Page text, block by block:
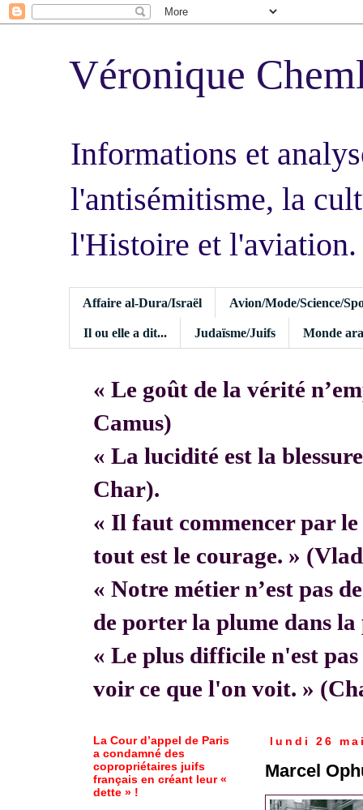
Véronique
Informations et
l'antisémitisme, la
l'Histoire et l'aviation.
Affaire al-Dura/Israël Avion/Mode/Science/
Il ou elle a dit... Judaïsme/Juifs Monde
« Le goût de la vérité
Camus)
« La lucidité est la
Char).
« Il faut commencer par le
tout est le courage. »
« Notre métier n’est pas
de porter la plume dans
« Le plus difficile n'est
voir ce que l'on voit. »
lundi 26
Marcel
La Cour d’appel de Paris
a condamné des
copropriétaires juifs
français en créant leur «
dette » !